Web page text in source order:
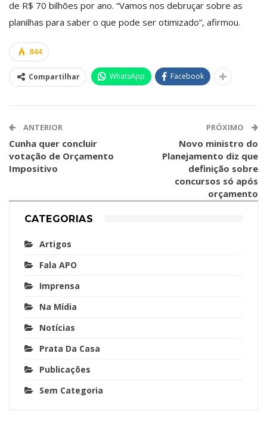
de R$ 70 bilhões por ano. “Vamos nos debruçar sobre as
planilhas para saber o que pode ser otimizado”, afirmou.
844
Compartilhar WhatsApp Facebook
ANTERIOR
Cunha quer concluir
votação de Orçamento
Impositivo
PRÓXIMO
Novo ministro do
Planejamento diz que
definição sobre
concursos só após
orçamento
CATEGORIAS
Artigos
Fala APO
Imprensa
Na Mídia
Notícias
Prata Da Casa
Publicações
Sem Categoria